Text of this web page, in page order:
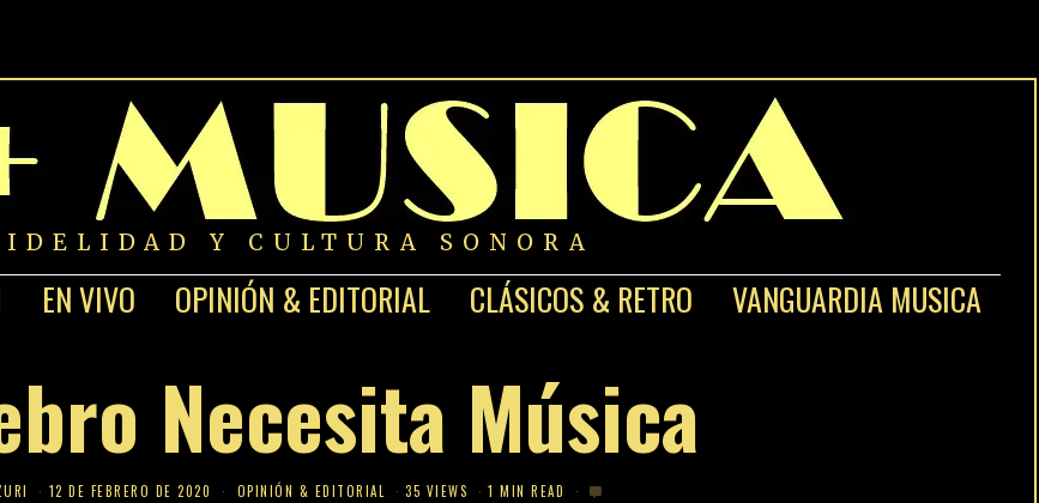
Y CULTURA SONORA
EN VIVO OPINIÓN & EDITORIAL CLÁSICOS & RETRO VANGUARDIA MUSICA
Necesita Música
12 DE FEBRERO DE 2020 OPINIÓN & EDITORIAL 35 VIEWS 1 MIN READ